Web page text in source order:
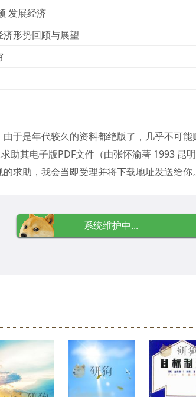
发展经济
形势回顾与展望
于是年代较久的资料都绝版了，几乎不可能
求助其电子版PDF文件（由张怀渝著 1993 昆
求助，我会当即受理并将下载地址发送给你。
系统维护中...